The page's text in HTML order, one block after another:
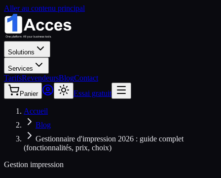
Aller au contenu principal
Solutions
Services
TarifsRevendeursBlogContact
Panier Essai gratuit
Accueil
Blog
Gestionnaire d'impression 2026 : guide complet
(fonctionnalités, prix, choix)
Gestion impression